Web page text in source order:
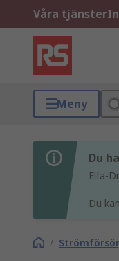
Våra tjänster
Meny
Du
Elfa-
Du
/